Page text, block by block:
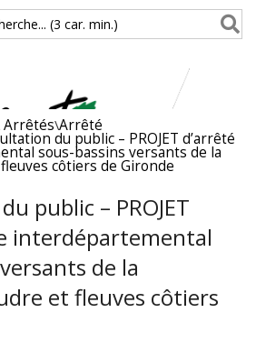
(3 car. min.)
Arrêtés\Arrêté
du public – PROJET d’arrêté
sous-bassins versants de la
côtiers de Gironde
public – PROJET
interdépartemental
de la
et fleuves côtiers